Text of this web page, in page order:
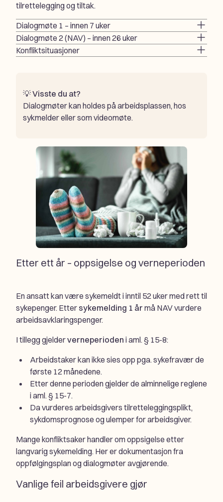
tilrettelegging og tiltak.
Dialogmøte 1 – innen 7 uker
Dialogmøte 2 (NAV) – innen 26 uker
Konfliktsituasjoner
💡Visste du at?
Dialogmøter kan holdes på arbeidsplassen, hos
sykmelder eller som videomøte.
Etter ett år – oppsigelse og verneperioden
En ansatt kan være sykemeldt i inntil 52 uker med rett til
sykepenger. Etter sykemelding 1 år må NAV vurdere
arbeidsavklaringspenger.
I tillegg gjelderverneperioden i aml. § 15-8:
Arbeidstaker kan ikke sies opp pga. sykefravær de
første 12 månedene.
Etter denne perioden gjelder de alminnelige reglene
i aml. § 15-7.
Da vurderes arbeidsgivers tilretteleggingsplikt,
sykdomsprognose og ulemper for arbeidsgiver.
Mange konfliktsaker handler om oppsigelse etter
langvarig sykemelding. Her er dokumentasjon fra
oppfølgingsplan og dialogmøter avgjørende.
Vanlige feil arbeidsgivere gjør